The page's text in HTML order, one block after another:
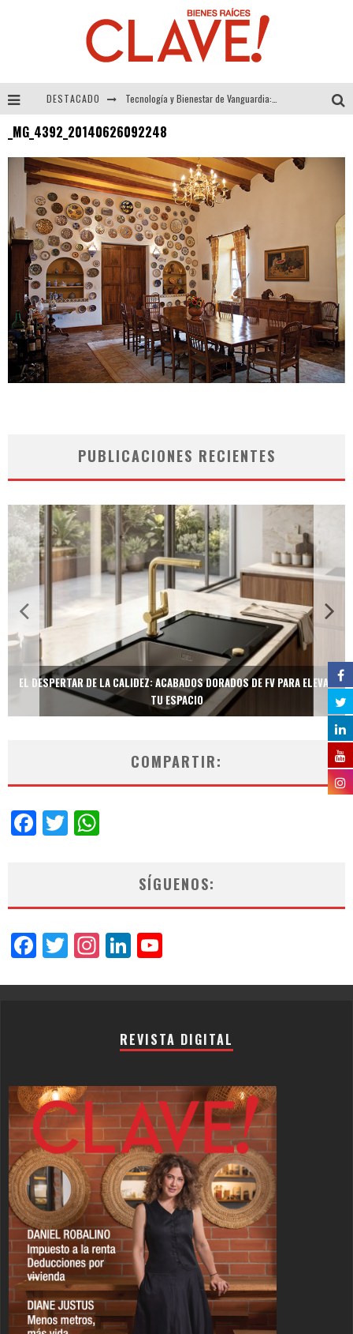
DESTACADO
Alexandra Bedoya – La Constancia detrás de La Paletería
_MG_4392_20140626092248
PUBLICACIONES RECIENTES
EL DESPERTAR DE LA CALIDEZ: ACABADOS DORADOS DE FV PARA ELEVAR
TU ESPACIO
COMPARTIR:
Facebook
Twitter
SÍGUENOS:
Facebook
Twitter
Instagram
LinkedIn
REVISTA DIGITAL